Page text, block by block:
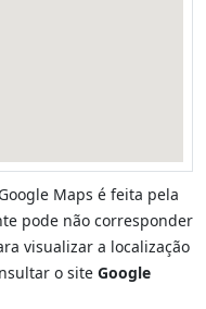
Maps é feita pela
pode não corresponder
visualizar a localização
o site Google